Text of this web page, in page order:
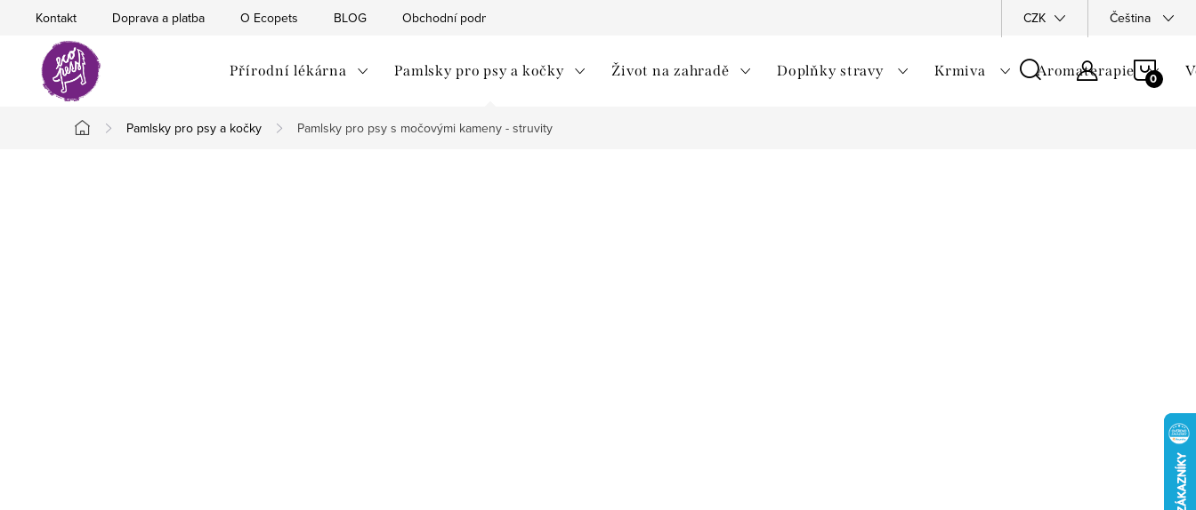
Kontakt Doprava a platba O Ecopets BLOG Obchodní podmínky CZK Čeština
Přírodní lékárna Pamlsky pro psy a kočky Život na zahradě Doplňky stravy Krmiva Aromaterapie
Domů
Pamlsky pro psy a kočky Pamlsky pro psy s močovými kameny - struvity